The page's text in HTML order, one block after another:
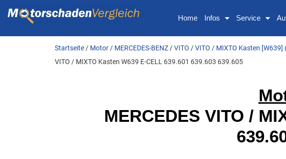
Home Infos Service
Startseite / Motor / MERCEDES-BENZ /VITO /VITO / MIXTO Kasten [W639]
VITO / MIXTO Kasten W639 E-CELL 639.601 639.603 639.605
MERCEDES VITO /